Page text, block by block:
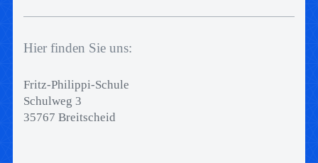
Hier finden Sie uns:
Fritz-Philippi-Schule
Schulweg 3
35767 Breitscheid